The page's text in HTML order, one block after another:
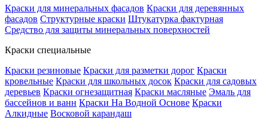
Краски для минеральных фасадов Краски для деревянных
фасадов Структурные краски Штукатурка фактурная
Средство для защиты минеральных поверхностей
Краски специальные
Краски резиновые Краски для разметки дорог Краски
кровельные Краски для школьных досок Краски для садовых
деревьев Краски огнезащитная Краски масляные Эмаль для
бассейнов и ванн Краски На Водной Основе Краски
Алкидные Восковой карандаш